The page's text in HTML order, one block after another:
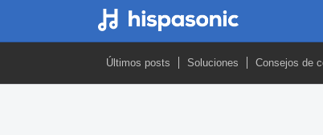
Últimos posts Soluciones Consejos de